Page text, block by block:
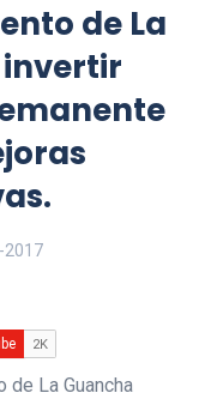
de La
2017
de La Guancha